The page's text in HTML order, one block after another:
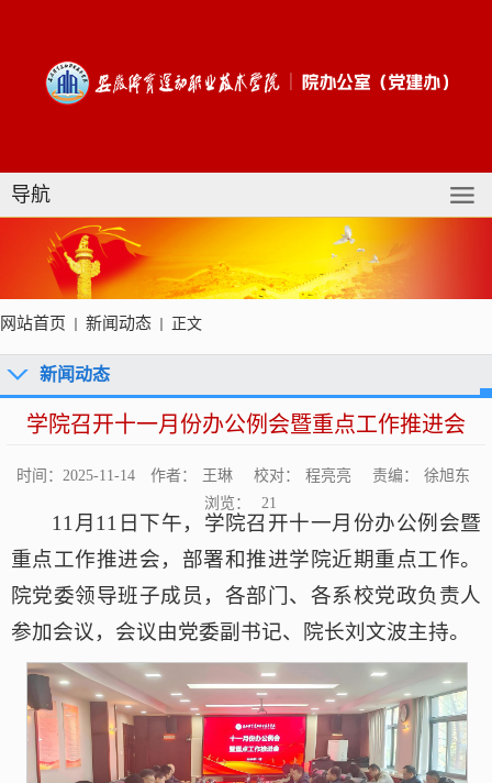
导航
网站首页 新闻动态 正文
新闻动态
学院召开十一月份办公例会暨重点工作推进会
时间：2025-11-14 作者： 王琳 校对： 程亮亮 责编：
徐旭东
浏览：
21
11月11日下午，学院召开十一月份办公例会暨
重点工作推进会，部署和推进学院近期重点工作。
院党委领导班子成员，各部门、各系校党政负责人
参加会议，会议由党委副书记、院长刘文波主持。